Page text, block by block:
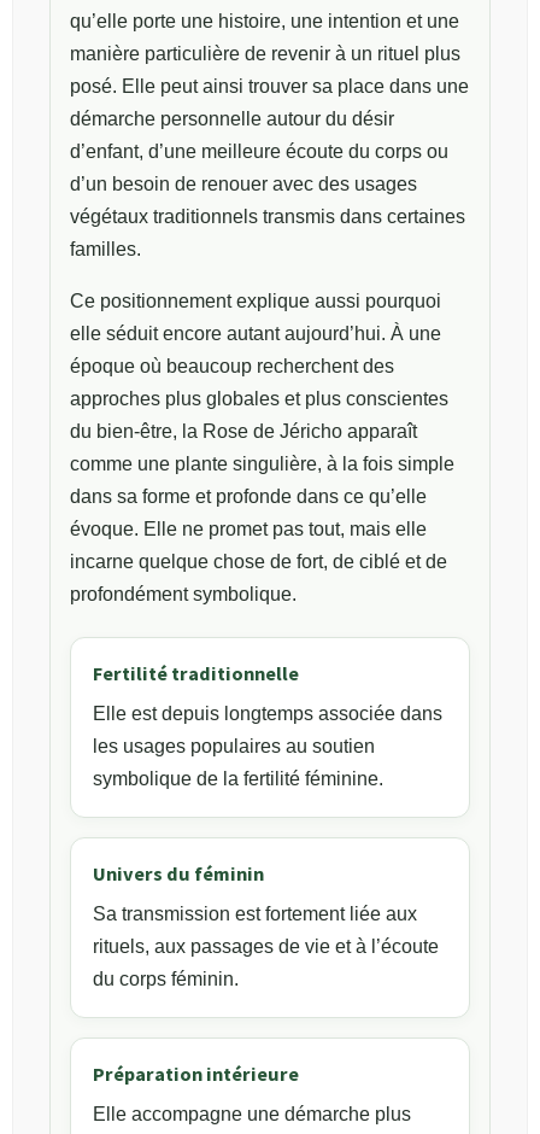
qu’elle porte une histoire, une intention et une
manière particulière de revenir à un rituel plus
posé. Elle peut ainsi trouver sa place dans une
démarche personnelle autour du désir
d’enfant, d’une meilleure écoute du corps ou
d’un besoin de renouer avec des usages
végétaux traditionnels transmis dans certaines
familles.
Ce positionnement explique aussi pourquoi
elle séduit encore autant aujourd’hui. À une
époque où beaucoup recherchent des
approches plus globales et plus conscientes
du bien-être, la Rose de Jéricho apparaît
comme une plante singulière, à la fois simple
dans sa forme et profonde dans ce qu’elle
évoque. Elle ne promet pas tout, mais elle
incarne quelque chose de fort, de ciblé et de
profondément symbolique.
Fertilité traditionnelle
Elle est depuis longtemps associée dans
les usages populaires au soutien
symbolique de la fertilité féminine.
Univers du féminin
Sa transmission est fortement liée aux
rituels, aux passages de vie et à l’écoute
du corps féminin.
Préparation intérieure
Elle accompagne une démarche plus